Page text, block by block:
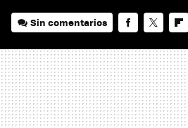
Sin comentarios